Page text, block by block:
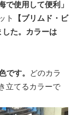
海で使用して便利」
ト
【ブリムド・ビ
た。カラーは
です。
どのカラ
立てるカラーで